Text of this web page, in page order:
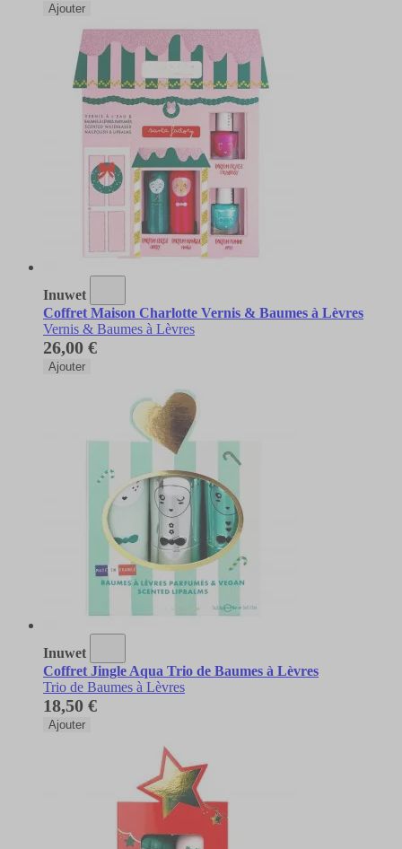
Ajouter
Inuwet
Coffret Maison Charlotte Vernis & Baumes à Lèvres
Vernis & Baumes à Lèvres
26,00 €
Ajouter
Inuwet
Coffret Jingle Aqua Trio de Baumes à Lèvres
Trio de Baumes à Lèvres
18,50 €
Ajouter